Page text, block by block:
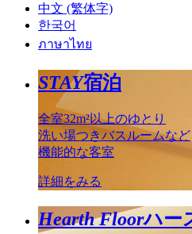
中文 (繁体字)
한국어
ภาษาไทย
STAY宿泊
全室32m²以上のゆとり
洗い場つきバスルームなど
機能的な客室
詳細をみる
Hearth Floorハー